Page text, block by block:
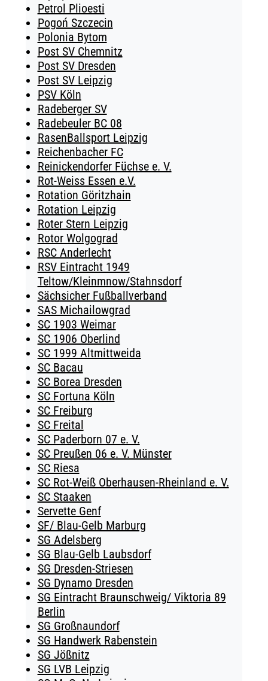
Petrol Plioesti
Pogoń Szczecin
Polonia Bytom
Post SV Chemnitz
Post SV Dresden
Post SV Leipzig
PSV Köln
Radeberger SV
Radebeuler BC 08
RasenBallsport Leipzig
Reichenbacher FC
Reinickendorfer Füchse e. V.
Rot-Weiss Essen e.V.
Rotation Göritzhain
Rotation Leipzig
Roter Stern Leipzig
Rotor Wolgograd
RSC Anderlecht
RSV Eintracht 1949
Teltow/Kleinmnow/Stahnsdorf
Sächsicher Fußballverband
SAS Michailowgrad
SC 1903 Weimar
SC 1906 Oberlind
SC 1999 Altmittweida
SC Bacau
SC Borea Dresden
SC Fortuna Köln
SC Freiburg
SC Freital
SC Paderborn 07 e. V.
SC Preußen 06 e. V. Münster
SC Riesa
SC Rot-Weiß Oberhausen-Rheinland e. V.
SC Staaken
Servette Genf
SF/ Blau-Gelb Marburg
SG Adelsberg
SG Blau-Gelb Laubsdorf
SG Dresden-Striesen
SG Dynamo Dresden
SG Eintracht Braunschweig/ Viktoria 89
Berlin
SG Großnaundorf
SG Handwerk Rabenstein
SG Jößnitz
SG LVB Leipzig